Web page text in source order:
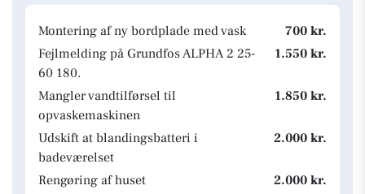
Montering af ny bordplade med vask
700 kr.
Fejlmelding på Grundfos ALPHA 2 25-
60 180.
1.550 kr.
Mangler vandtilførsel til
opvaskemaskinen
1.850 kr.
Udskift at blandingsbatteri i
badeværelset
2.000 kr.
Rengøring af huset
2.000 kr.